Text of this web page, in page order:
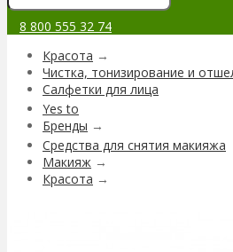
8 800 555 32 74
Красота →
Чистка, тонизирование и
Салфетки для лица
Yes to
Бренды →
Средства для снятия макияжа
Макияж →
Красота →